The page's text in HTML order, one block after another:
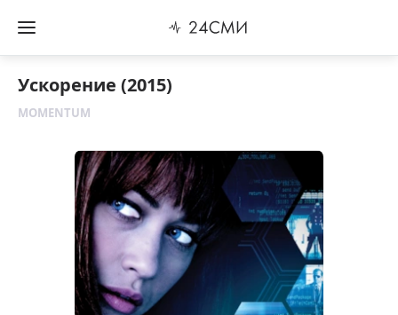
Ускорение (2015)
MOMENTUM